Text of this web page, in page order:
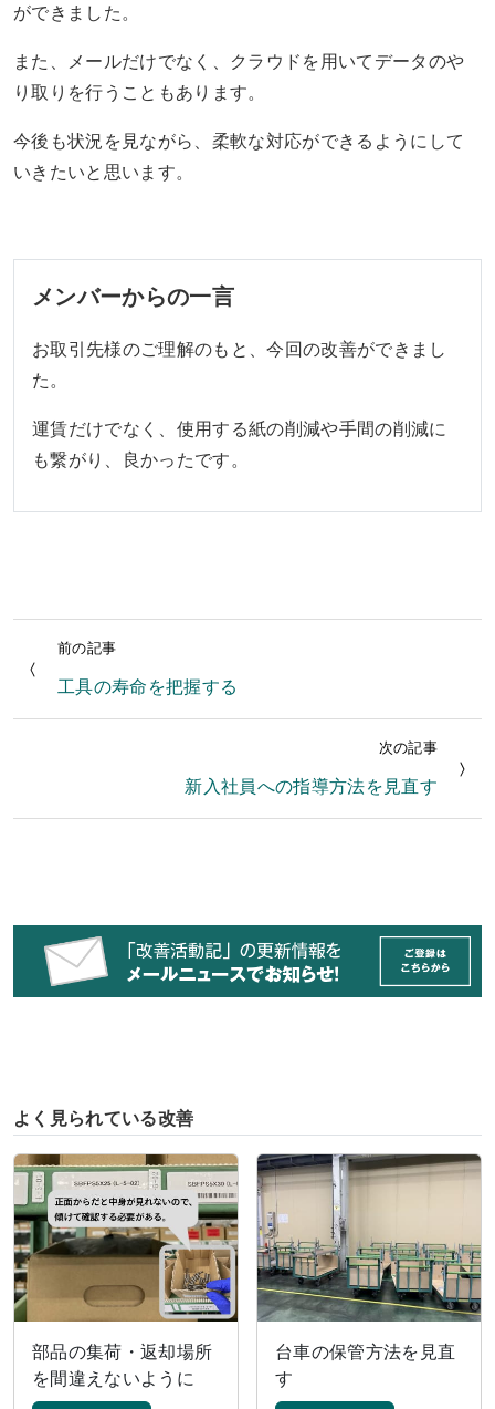
ができました。
また、メールだけでなく、クラウドを用いてデータのや
り取りを行うこともあります。
今後も状況を見ながら、柔軟な対応ができるようにして
いきたいと思います。
メンバーからの一言
お取引先様のご理解のもと、今回の改善ができまし
た。
運賃だけでなく、使用する紙の削減や手間の削減に
も繋がり、良かったです。
前の記事
工具の寿命を把握する
次の記事
新入社員への指導方法を見直す
よく見られている改善
部品の集荷・返却場所
を間違えないように
台車の保管方法を見直
す